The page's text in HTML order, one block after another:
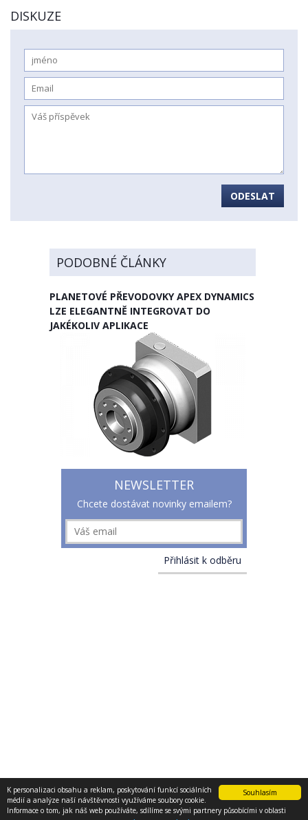
Souhlasím
K personalizaci obsahu a reklam, poskytování funkcí sociálních
médií a analýze naší návštěvnosti využíváme soubory cookie.
Informace o tom, jak náš web používáte, sdílíme se svými partnery působícími v oblasti
DISKUZE
ODESLAT
PODOBNÉ ČLÁNKY
PLANETOVÉ PŘEVODOVKY APEX DYNAMICS
LZE ELEGANTNĚ INTEGROVAT DO
JAKÉKOLIV APLIKACE
NEWSLETTER
Chcete dostávat novinky emailem?
PODMÍNKY UŽITÍ STRÁNEK
O NÁS
© 2013 - 2017 E-konstruktér